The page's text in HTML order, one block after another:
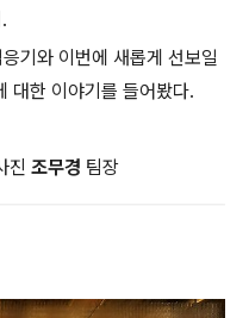
기와 이번에 새롭게 선보일
대한 이야기를 들어봤다.
진 조무경 팀장